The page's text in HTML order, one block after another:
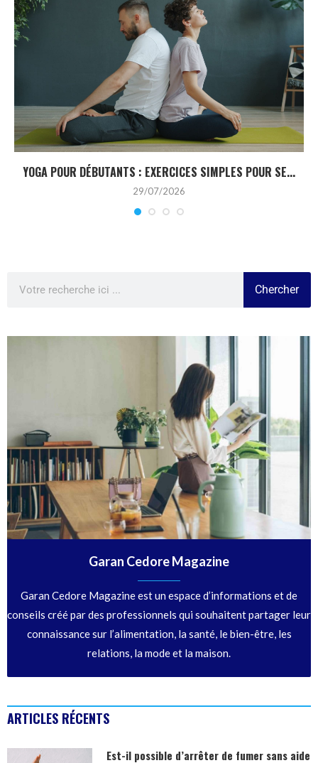
YOGA POUR DÉBUTANTS : EXERCICES SIMPLES POUR SE...
29/07/2026
Chercher
Garan Cedore Magazine
Garan Cedore Magazine est un espace d’informations et de
conseils créé par des professionnels qui souhaitent partager leur
connaissance sur l’alimentation, la santé, le bien-être, les
relations, la mode et la maison.
ARTICLES RÉCENTS
Est-il possible d’arrêter de fumer sans aide